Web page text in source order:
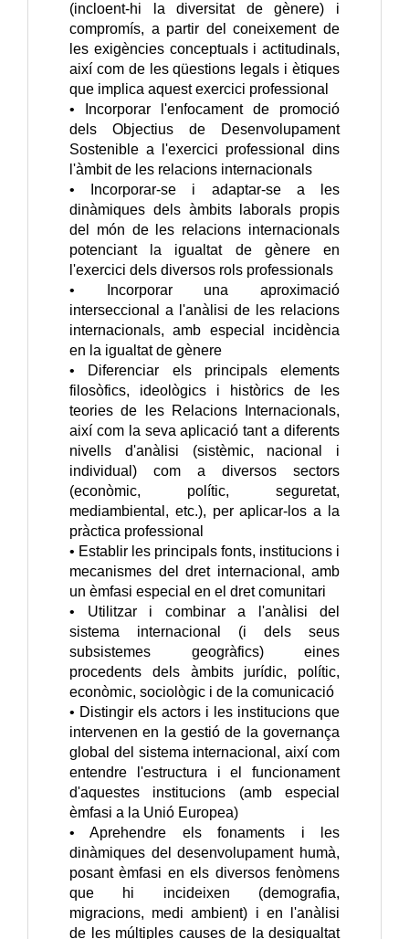
(incloent-hi la diversitat de gènere) i
compromís, a partir del coneixement de
les exigències conceptuals i actitudinals,
així com de les qüestions legals i ètiques
que implica aquest exercici professional
• Incorporar l'enfocament de promoció
dels Objectius de Desenvolupament
Sostenible a l'exercici professional dins
l'àmbit de les relacions internacionals
• Incorporar-se i adaptar-se a les
dinàmiques dels àmbits laborals propis
del món de les relacions internacionals
potenciant la igualtat de gènere en
l'exercici dels diversos rols professionals
• Incorporar una aproximació
interseccional a l'anàlisi de les relacions
internacionals, amb especial incidència
en la igualtat de gènere
• Diferenciar els principals elements
filosòfics, ideològics i històrics de les
teories de les Relacions Internacionals,
així com la seva aplicació tant a diferents
nivells d'anàlisi (sistèmic, nacional i
individual) com a diversos sectors
(econòmic, polític, seguretat,
mediambiental, etc.), per aplicar-los a la
pràctica professional
• Establir les principals fonts, institucions i
mecanismes del dret internacional, amb
un èmfasi especial en el dret comunitari
• Utilitzar i combinar a l'anàlisi del
sistema internacional (i dels seus
subsistemes geogràfics) eines
procedents dels àmbits jurídic, polític,
econòmic, sociològic i de la comunicació
• Distingir els actors i les institucions que
intervenen en la gestió de la governança
global del sistema internacional, així com
entendre l'estructura i el funcionament
d'aquestes institucions (amb especial
èmfasi a la Unió Europea)
• Aprehendre els fonaments i les
dinàmiques del desenvolupament humà,
posant èmfasi en els diversos fenòmens
que hi incideixen (demografia,
migracions, medi ambient) i en l'anàlisi
de les múltiples causes de la desigualtat